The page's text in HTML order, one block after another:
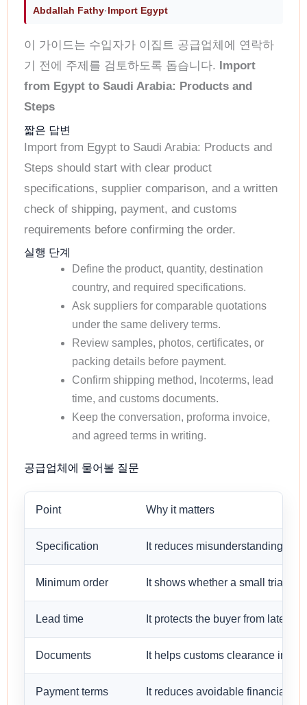
Abdallah Fathy·Import Egypt
이 가이드는 수입자가 이집트 공급업체에 연락하
기 전에 주제를 검토하도록 돕습니다.
Import
from Egypt to Saudi Arabia: Products and
Steps
짧은 답변
Import from Egypt to Saudi Arabia: Products and
Steps should start with clear product
specifications, supplier comparison, and a written
check of shipping, payment, and customs
requirements before confirming the order.
실행 단계
Define the product, quantity, destination
country, and required specifications.
Ask suppliers for comparable quotations
under the same delivery terms.
Review samples, photos, certificates, or
packing details before payment.
Confirm shipping method, Incoterms, lead
time, and customs documents.
Keep the conversation, proforma invoice,
and agreed terms in writing.
공급업체에 물어볼 질문
Point Why it matters
Specification It reduces misunderstanding
Minimum order It shows whether a small trial
Lead time It protects the buyer from late
Documents It helps customs clearance in
Payment terms It reduces avoidable financial